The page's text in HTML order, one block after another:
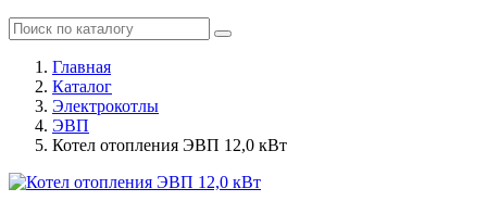
Главная
Каталог
Электрокотлы
ЭВП
Котел отопления ЭВП 12,0 кВт